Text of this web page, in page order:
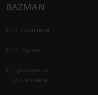
BAZMAN
О Компании
О Группе
Протоколы
Испытаний